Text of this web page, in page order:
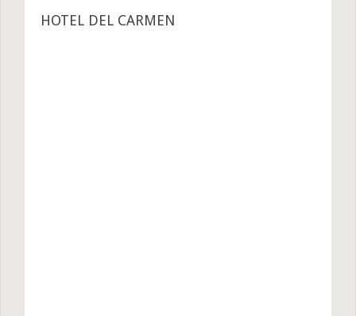
HOTEL DEL CARMEN